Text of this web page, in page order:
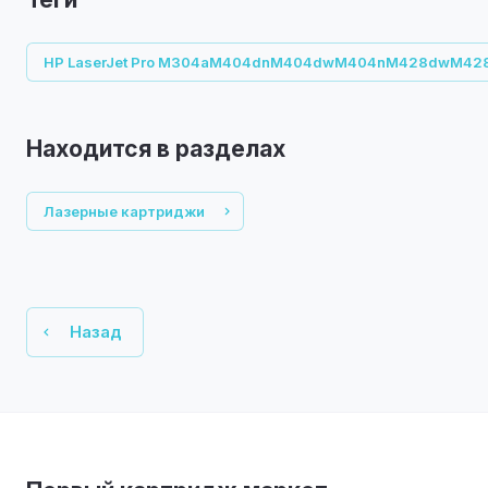
HP LaserJet Pro
Находится в разделах
Лазерные картриджи
Назад